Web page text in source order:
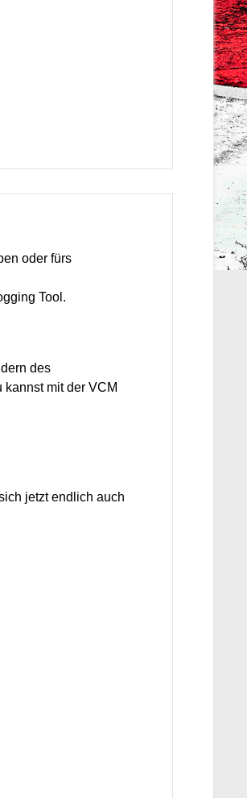
oder fürs
Tool.
des
kannst mit der VCM
jetzt endlich auch